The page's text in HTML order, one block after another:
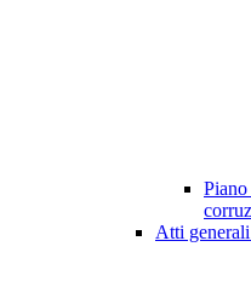
Atti generali